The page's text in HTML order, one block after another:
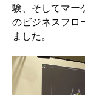
験、そしてマー
のビジネスフロ
ました。